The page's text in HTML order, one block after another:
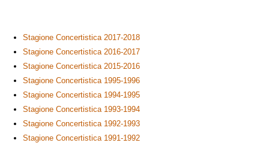
Stagione Concertistica 2017-2018
Stagione Concertistica 2016-2017
Stagione Concertistica 2015-2016
Stagione Concertistica 1995-1996
Stagione Concertistica 1994-1995
Stagione Concertistica 1993-1994
Stagione Concertistica 1992-1993
Stagione Concertistica 1991-1992